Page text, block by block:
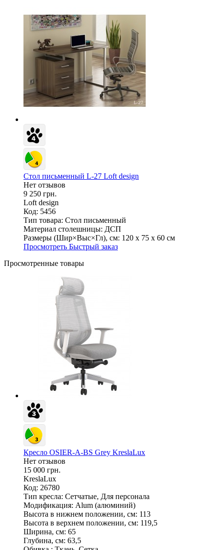
Стол письменный L-27 Loft design
Нет отзывов
9 250 грн.
Loft design
Код: 5456
Тип товара: Стол письменный
Материал столешницы: ДСП
Размеры (Шир×Выс×Гл), см: 120 х 75 х 60 см
Просмотреть Быстрый заказ
Просмотренные товары
Кресло OSIER-A-BS Grey KreslaLux
Нет отзывов
15 000 грн.
KreslaLux
Код: 26780
Тип кресла: Сетчатые, Для персонала
Модификация: Alum (алюминий)
Высота в нижнем положении, см: 113
Высота в верхнем положении, см: 119,5
Ширина, см: 65
Глубина, см: 63,5